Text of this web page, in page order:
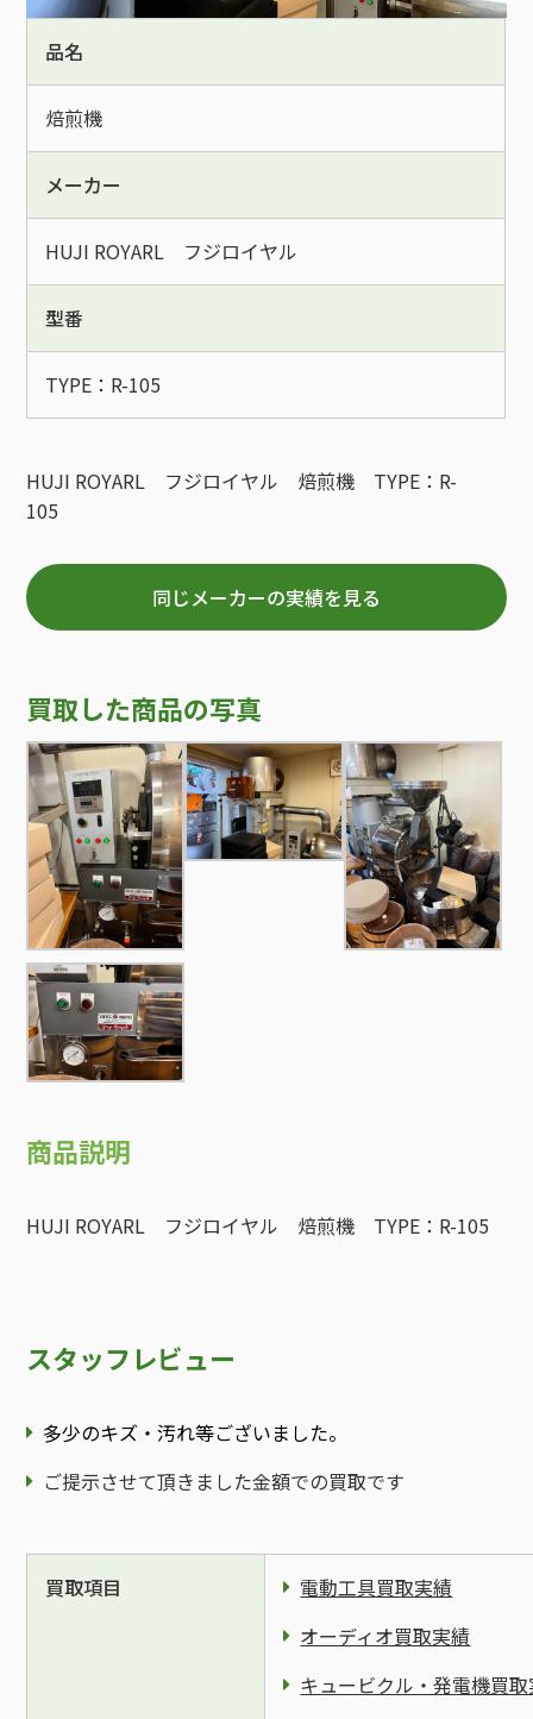
品名
焙煎機
メーカー
HUJI ROYARL フジロイヤル
型番
TYPE：R-105
HUJI ROYARL フジロイヤル 焙煎機 TYPE：R-
105
同じメーカーの実績を見る
買取した商品の写真
商品説明
HUJI ROYARL フジロイヤル 焙煎機 TYPE：R-105
スタッフレビュー
多少のキズ・汚れ等ございました。
ご提示させて頂きました金額での買取です
買取項目
電動工具買取実績
オーディオ買取実績
キュービクル・発電機買